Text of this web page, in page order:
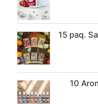
15 paq.
10